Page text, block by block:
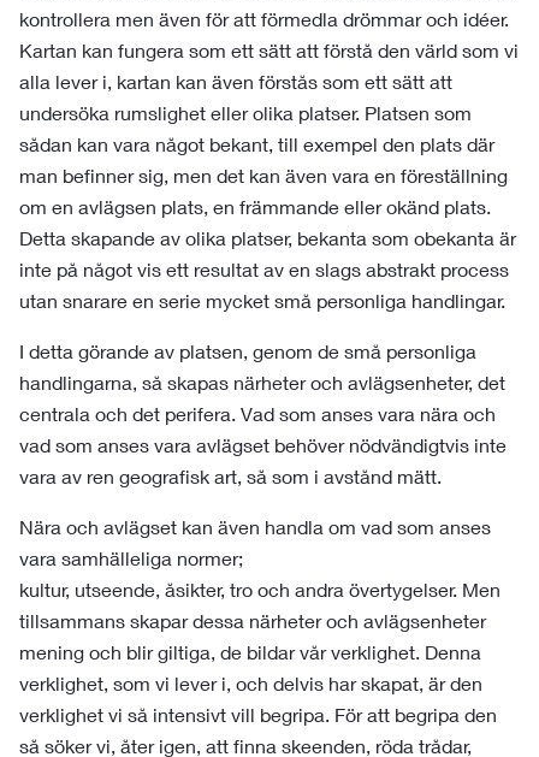
kontrollera men även för att förmedla drömmar och idéer.
Kartan kan fungera som ett sätt att förstå den värld som vi
alla lever i, kartan kan även förstås som ett sätt att
undersöka rumslighet eller olika platser. Platsen som
sådan kan vara något bekant, till exempel den plats där
man befinner sig, men det kan även vara en föreställning
om en avlägsen plats, en främmande eller okänd plats.
Detta skapande av olika platser, bekanta som obekanta är
inte på något vis ett resultat av en slags abstrakt process
utan snarare en serie mycket små personliga handlingar.
I detta görande av platsen, genom de små personliga
handlingarna, så skapas närheter och avlägsenheter, det
centrala och det perifera. Vad som anses vara nära och
vad som anses vara avlägset behöver nödvändigtvis inte
vara av ren geografisk art, så som i avstånd mätt.
Nära och avlägset kan även handla om vad som anses
vara samhälleliga normer;
kultur, utseende, åsikter, tro och andra övertygelser. Men
tillsammans skapar dessa närheter och avlägsenheter
mening och blir giltiga, de bildar vår verklighet. Denna
verklighet, som vi lever i, och delvis har skapat, är den
verklighet vi så intensivt vill begripa. För att begripa den
så söker vi, åter igen, att finna skeenden, röda trådar,